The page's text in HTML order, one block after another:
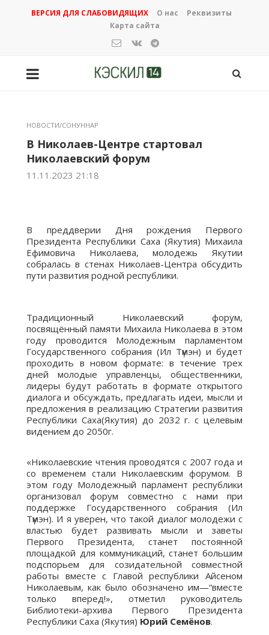
ВЕРСИЯ ДЛЯ СЛАБОВИДЯЩИХ О нас
Реквизиты
Карта сайта
НОВОСТИ/СОНУННАР
В Николаев-Центре стартовал
Николаевский форум
11.11.2023 21:18
В преддверии Дня рождения Первого
Президента Республики Саха (Якутия) Михаила
Ефимовича Николаева, молодежь Якутии
собралась в стенах Николаев-Центра обсудить
пути развития родной республики.
Традиционный Николаевский форум,
посвящённый памяти Михаила Николаева в этом
году проводится Молодежным парламентом
Государственного собрания (Ил Түмэн) и будет
проходить в новом формате: в течение трех
дней молодые управленцы, общественники,
лидеры будут работать в формате открытого
диалога и обсуждать, предлагать идеи, мысли и
предложения в реализацию Стратегии развития
Республики Саха(Якутия) до 2032 г. с целевым
видением до 2050г.
«Николаевские чтения проводятся с 2007 года и
со временем стали Николаевским форумом. В
этом году Молодежный парламент республики
организовал форум совместно с нами при
поддержке Государственного собрания (Ил
Түмэн). И я уверен, что такой диалог молодежи с
властью будет развивать мысли и заветы
Первого Президента, станет постоянной
площадкой для коммуникаций, станет большим
подспорьем для созидательной совместной
работы вместе с Главой республики Айсеном
Николаевым, как было обозначено им—“вместе
только вперед!», отметил руководитель
Библиотеки-архива Первого Президента
Республики Саха (Якутия) Юрий Семёнов.